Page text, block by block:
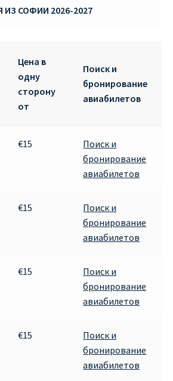
– кнфтфшкюсщь
на Тенерифе от €15
ОТ € 12
БАРСЕЛОНА
МИЛАН
СОФИИ 2026-2027
Цена в
одну
сторону
от
Поиск и
бронирование
авиабилетов
€15
Поиск и
бронирование
авиабилетов
€15
Поиск и
бронирование
авиабилетов
€15
Поиск и
бронирование
авиабилетов
€15
Поиск и
бронирование
авиабилетов